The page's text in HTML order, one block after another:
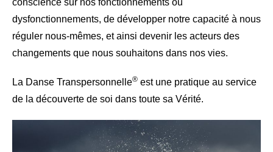
conscience sur nos fonctionnements ou
dysfonctionnements, de développer notre capacité à nous
réguler nous-mêmes, et ainsi devenir les acteurs des
changements que nous souhaitons dans nos vies.
La Danse Transpersonnelle® est une pratique au service
de la découverte de soi dans toute sa Vérité.